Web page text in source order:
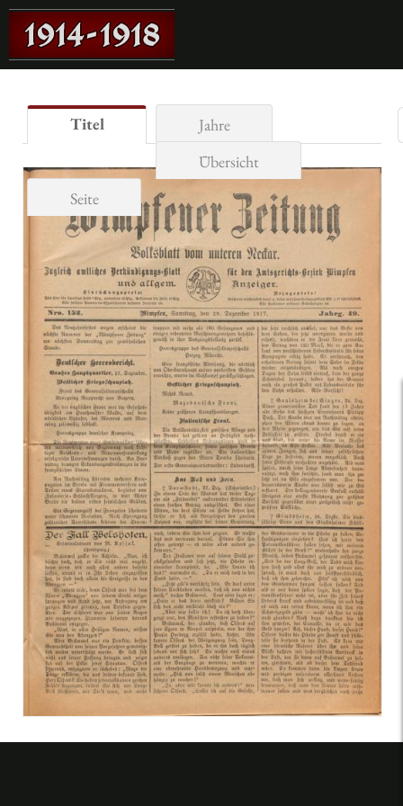
Titel
Jahre
Übersicht
Seite